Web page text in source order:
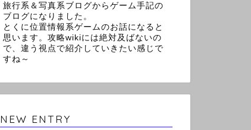
旅行系＆写真系ブログからゲーム手記の
ブログになりました。
とくに位置情報系ゲームのお話になると
思います。攻略wikiには絶対及ばないの
で、違う視点で紹介していきたい感じで
すね～
NEW ENTRY